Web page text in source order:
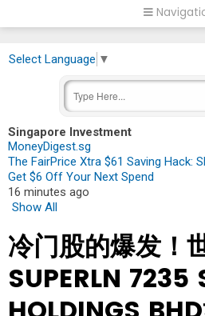
Select Language ▼
Singapore Investment
MoneyDigest.sg
The FairPrice Xtra $61 Saving Hack:
Get $6 Off Your Next Spend
16 minutes ago
Show All
冷门股的爆发！
SUPERLN 7235